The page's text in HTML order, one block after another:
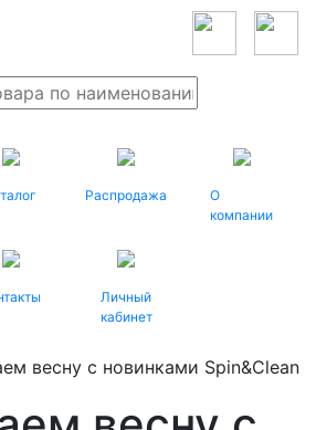
Распродажа
О
компании
Личный
кабинет
весну с новинками Spin&Clean